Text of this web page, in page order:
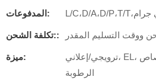
المدفوعات:
تكلفة الشحن::
ميزة:
ترويجي/إعلاني، EL، قابل للتنفس، مضغوط، امتصاص
الرطوبة